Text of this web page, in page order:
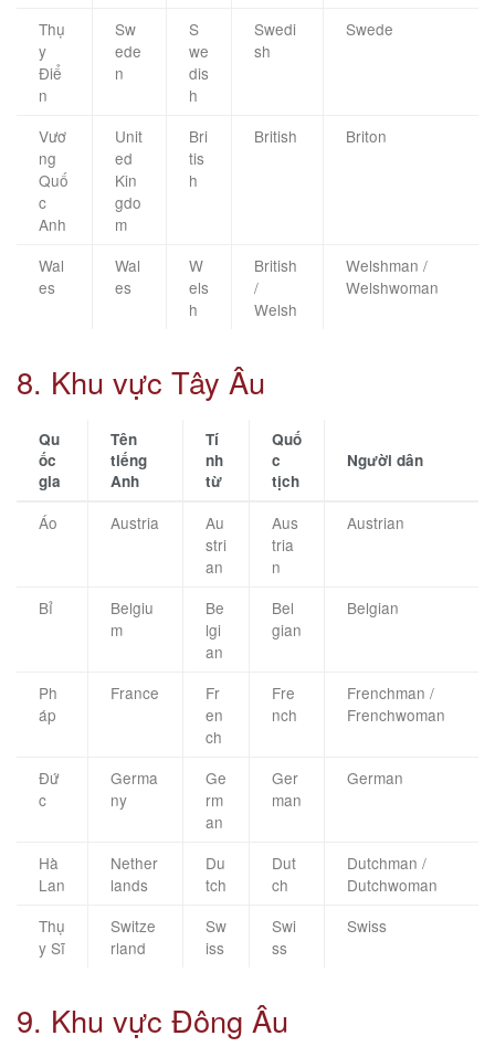
Thụ
y
Điể
n
Sw
ede
n
S
we
dis
h
Swedi
sh
Swede
Vươ
ng
Quố
c
Anh
Unit
ed
Kin
gdo
m
Bri
tis
h
British Briton
Wal
es
Wal
es
W
els
h
British
/
Welsh
Welshman /
Welshwoman
8. Khu vực Tây Âu
Qu
ốc
gia
Tên
tiếng
Anh
Tí
nh
từ
Quố
c
tịch
Người dân
Áo Austria
Au
stri
an
Aus
tria
n
Austrian
Bỉ
Belgiu
m
Be
lgi
an
Bel
gian
Belgian
Ph
áp
France
Fr
en
ch
Fre
nch
Frenchman /
Frenchwoman
Đứ
c
Germa
ny
Ge
rm
an
Ger
man
German
Hà
Lan
Nether
lands
Du
tch
Dut
ch
Dutchman /
Dutchwoman
Thụ
y Sĩ
Switze
rland
Sw
iss
Swi
ss
Swiss
9. Khu vực Đông Âu